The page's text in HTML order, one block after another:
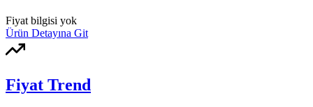
Fiyat bilgisi yok
Ürün Detayına Git
Fiyat Trend